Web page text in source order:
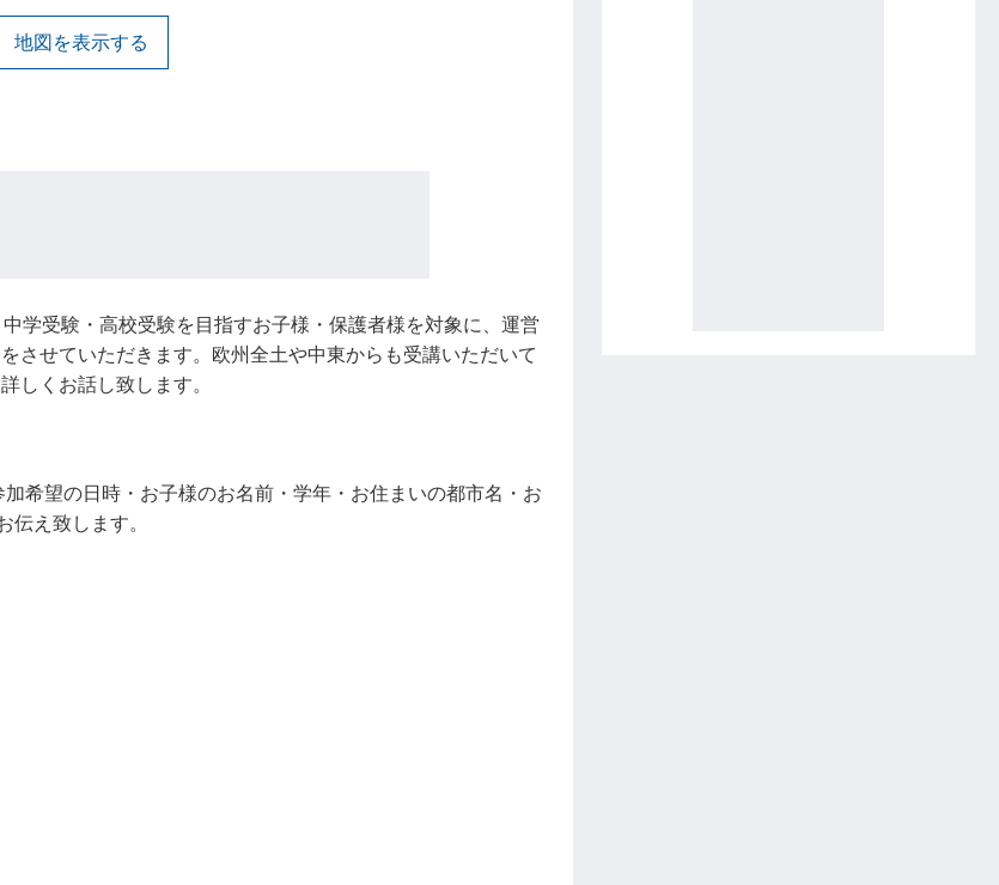
地図を表示する
学受験・高校受験を目指すお子様・保護者様を対象に、運営
させていただきます。欧州全土や中東からも受講いただいて
しくお話し致します。
希望の日時・お子様のお名前・学年・お住まいの都市名・お
え致します。